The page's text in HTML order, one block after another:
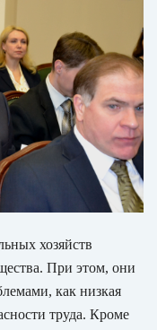
хозяйств
При этом, они
как низкая
труда. Кроме